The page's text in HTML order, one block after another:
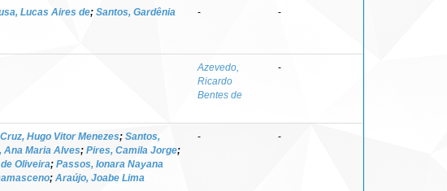
Lucas Aires de; Santos, Gardênia
- -
Azevedo,
Ricardo
Bentes de
-
Cruz, Hugo Vitor Menezes; Santos,
Ana Maria Alves; Pires, Camila Jorge;
Oliveira; Passos, Ionara Nayana
; Araújo, Joabe Lima
- -